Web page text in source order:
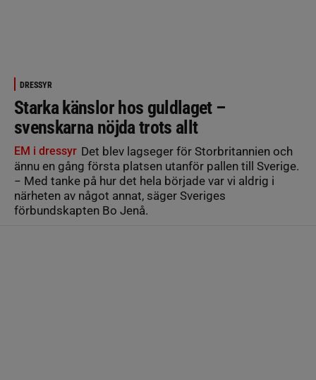
DRESSYR
Starka känslor hos guldlaget –
svenskarna nöjda trots allt
EM i dressyr Det blev lagseger för Storbritannien och
ännu en gång första platsen utanför pallen till Sverige.
− Med tanke på hur det hela började var vi aldrig i
närheten av något annat, säger Sveriges
förbundskapten Bo Jenå.